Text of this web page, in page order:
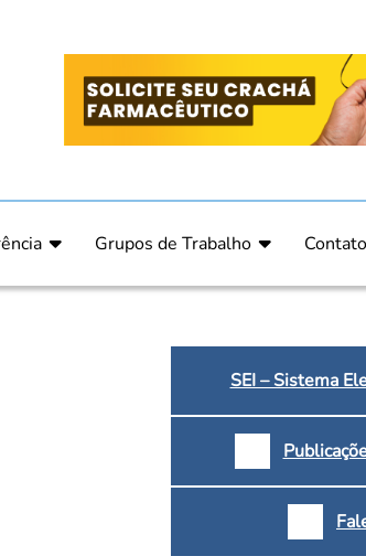
2026 – Piso salarial Farmácias e Drogaria
e Estabelecimentos Inscritos no CRF/MS
Grupos de Trabalho
Farmácia Hospitalar e Oncologia
Saúde Pública e Indígena
SEI – Sistema